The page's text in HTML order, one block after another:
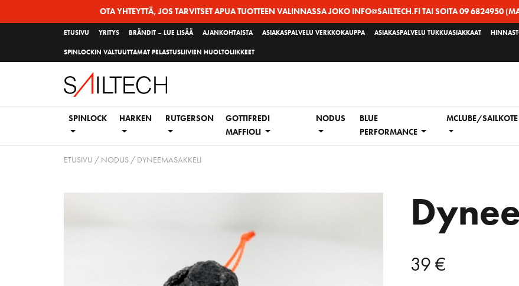
OTA YHTEYTTÄ, JOS TARVITSET APUA TUOTTEEN VALINNASSA JOKO INFO@SAILTECH.FI TAI SOITA 09 6824950
ETUSIVU YRITYS BRÄNDIT – LUE LISÄÄ AJANKOHTAISTA ASIAKASPALVELU VERKKOKAUPPA ASIAKASPALVELU TUKKUASIAKKAAT
SPINLOCKIN VALTUUTTAMAT PELASTUSLIIVIEN HUOLTOLIIKKEET
SPINLOCK HARKEN RUTGERSON
GOTTIFREDI
MAFFIOLI
NODUS
BLUE
PERFORMANCE
MCLUBE/SAILKOTE
ETUSIVU / NODUS/ DYNEEMASAKKELI
39€